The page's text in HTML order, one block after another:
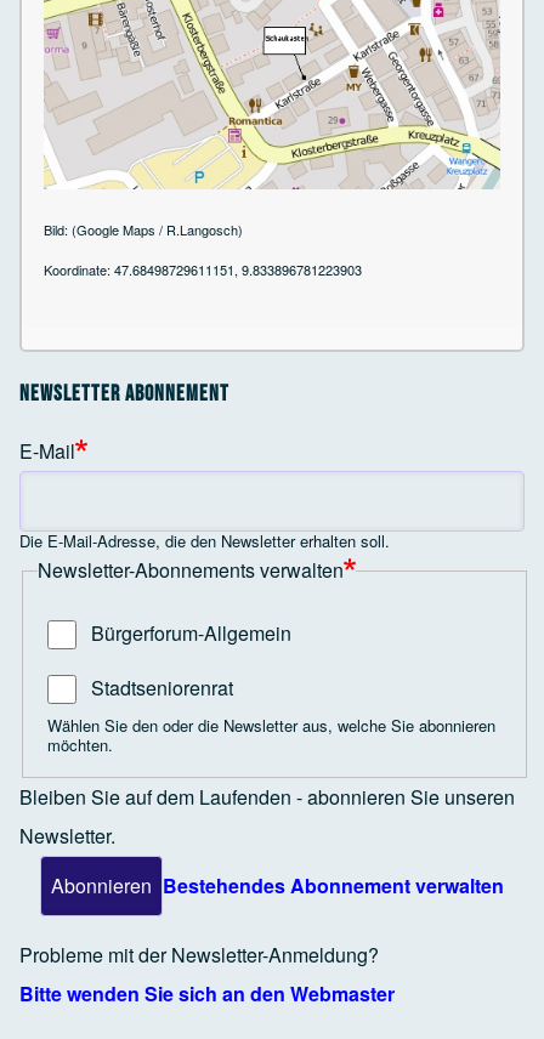
Bild: (Google Maps / R.Langosch)
Koordinate: 47.68498729611151, 9.833896781223903
Newsletter Abonnement
E-Mail
Die E-Mail-Adresse, die den Newsletter erhalten soll.
Newsletter-Abonnements verwalten
Bürgerforum-Allgemein
Stadtseniorenrat
Wählen Sie den oder die Newsletter aus, welche Sie abonnieren
möchten.
Bleiben Sie auf dem Laufenden - abonnieren Sie unseren
Newsletter.
Bestehendes Abonnement verwalten
Probleme mit der Newsletter-Anmeldung?
Bitte wenden Sie sich an den Webmaster